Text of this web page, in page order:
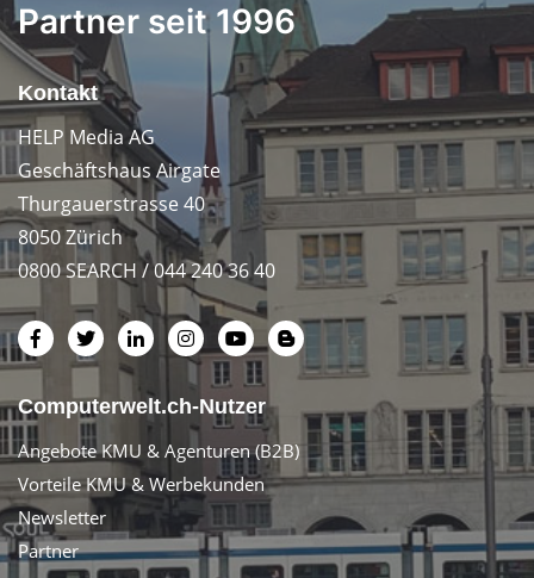
Partner seit 1996
Kontakt
HELP Media AG
Geschäftshaus Airgate
Thurgauerstrasse 40
8050 Zürich
0800 SEARCH / 044 240 36 40
Computerwelt.ch-Nutzer
Angebote KMU & Agenturen (B2B)
Vorteile KMU & Werbekunden
Newsletter
Partner